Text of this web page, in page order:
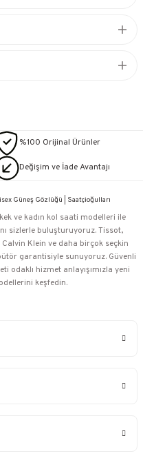
%100 Orijinal Ürünler
Değişim ve İade Avantajı
ve kadın kol saati modelleri ile
sizlerle buluşturuyoruz. Tissot,
Klein ve daha birçok seçkin
garantisiyle sunuyoruz. Güvenli
odaklı hizmet anlayışımızla yeni
keşfedin.